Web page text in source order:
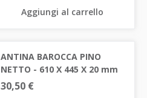
Aggiungi al carrello
ANTINA BAROCCA PINO
NETTO - 610 X 445 X 20 mm
30,50 €